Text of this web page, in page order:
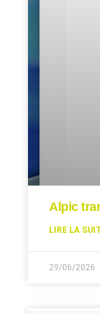
Alpic
LIRE LA
29/06/2026